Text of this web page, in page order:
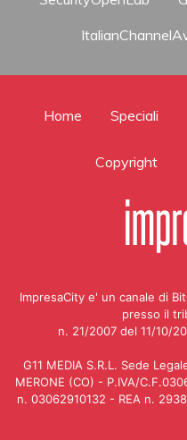
Home Speciali
Copyright
ImpresaCity e' un canale di
presso il
n. 21/2007 del 11/10/
G11 MEDIA S.R.L. Sede
MERONE (CO) - P.IVA/
n. 03062910132 - REA n.